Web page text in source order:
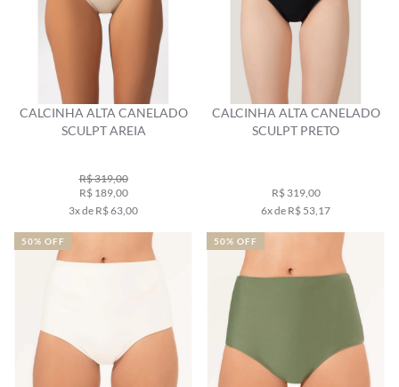
CALCINHA ALTA CANELADO
SCULPT AREIA
R$ 319,00
R$ 189,00
3x de R$ 63,00
CALCINHA ALTA CANELADO
SCULPT PRETO
R$ 319,00
6x de R$ 53,17
50% OFF 50% OFF